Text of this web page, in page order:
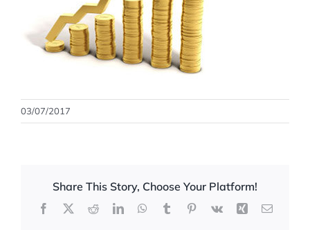
03/07/2017
Share This Story, Choose Your Platform!
Facebook
X RedditLinkedInWhatsApp
TumblrPinterest
Vk Xing Correo